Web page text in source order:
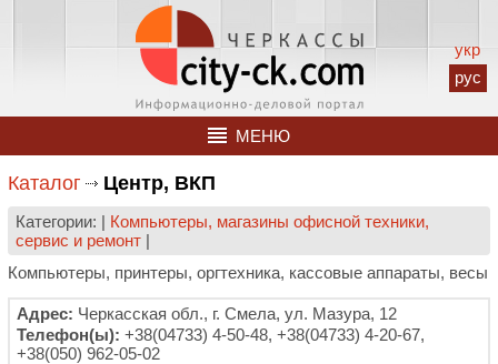
укр
рус
МЕНЮ
Каталог Центр, ВКП
Категории: | Компьютеры, магазины офисной техники,
сервис и ремонт |
Компьютеры, принтеры, оргтехника, кассовые аппараты, весы
Адрес: Черкасская обл., г. Смела, ул. Мазура, 12
Телефон(ы): +38(04733) 4-50-48, +38(04733) 4-20-67,
+38(050) 962-05-02